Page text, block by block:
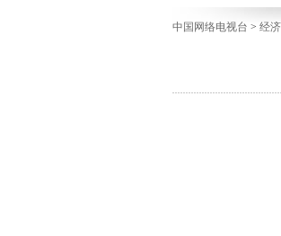
中国网络电视台 > 经